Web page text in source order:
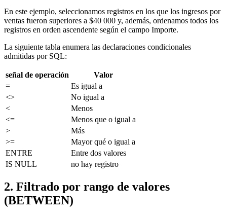
En este ejemplo, seleccionamos registros en los que los ingresos por
ventas fueron superiores a $40 000 y, además, ordenamos todos los
registros en orden ascendente según el campo Importe.
La siguiente tabla enumera las declaraciones condicionales
admitidas por SQL:
señal de operación
Valor
=
Es igual a
<>
No igual a
<
Menos
<=
Menos que o igual a
>
Más
>=
Mayor qué o igual a
ENTRE
Entre dos valores
IS NULL
no hay registro
2. Filtrado por rango de valores
(BETWEEN)